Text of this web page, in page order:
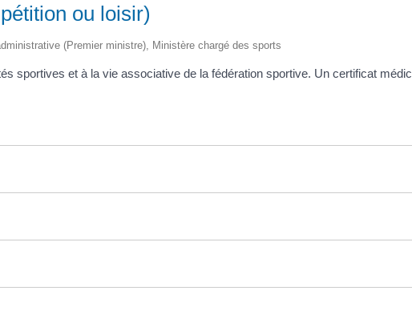
ou loisir)
(Premier ministre), Ministère chargé des sports
sportives et à la vie associative de la fédération sportive. Un certificat